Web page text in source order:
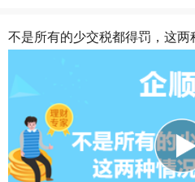
不是所有的少交税都得罚，这两